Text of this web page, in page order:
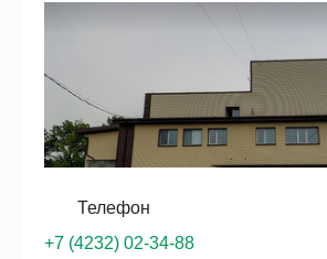
Телефон
+7 (4232) 02-34-88